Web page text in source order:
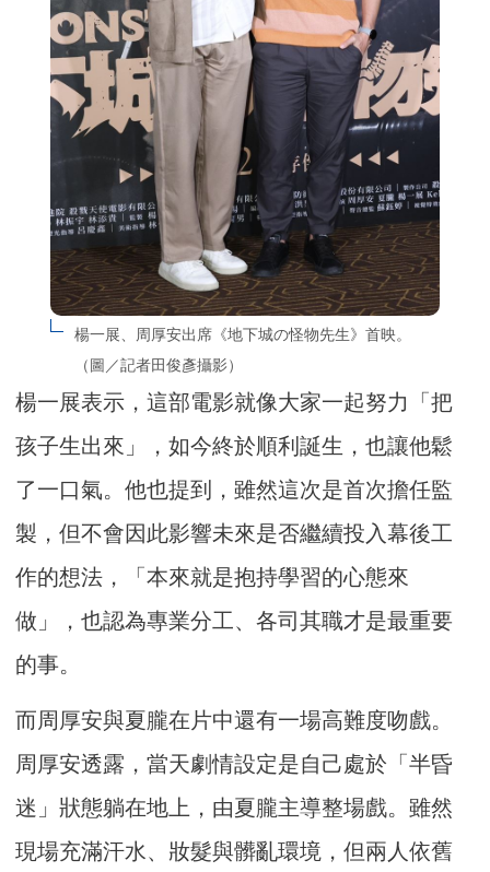
楊一展、周厚安出席《地下城の怪物先生》首映。
（圖／記者田俊彥攝影）
楊一展表示，這部電影就像大家一起努力「把
孩子生出來」，如今終於順利誕生，也讓他鬆
了一口氣。他也提到，雖然這次是首次擔任監
製，但不會因此影響未來是否繼續投入幕後工
作的想法，「本來就是抱持學習的心態來
做」，也認為專業分工、各司其職才是最重要
的事。
而周厚安與夏朧在片中還有一場高難度吻戲。
周厚安透露，當天劇情設定是自己處於「半昏
迷」狀態躺在地上，由夏朧主導整場戲。雖然
現場充滿汗水、妝髮與髒亂環境，但兩人依舊